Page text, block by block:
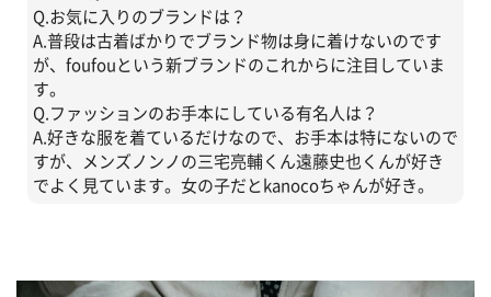
Q.お気に入りのブランドは？
A.普段は古着ばかりでブランド物は身に着けないのです
が、foufouという新ブランドのこれからに注目していま
す。
Q.ファッションのお手本にしている有名人は？
A.好きな服を着ているだけなので、お手本は特にないので
すが、メンズノンノの三宅亮輔くん遠藤史也くんが好き
でよく見ています。女の子だとkanocoちゃんが好き。